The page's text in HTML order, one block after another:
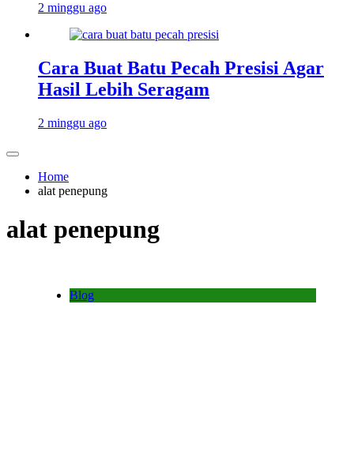
2 minggu ago
Cara Buat Batu Pecah Presisi Agar
Hasil Lebih Seragam
2 minggu ago
Home
alat penepung
alat penepung
Blog